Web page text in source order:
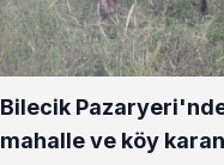
Bilecik
mahalle ve köy